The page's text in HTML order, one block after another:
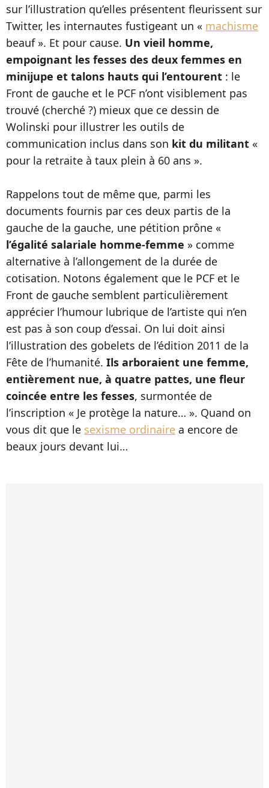
sur l’illustration qu’elles présentent fleurissent sur
Twitter, les internautes fustigeant un « machisme
beauf ». Et pour cause. Un vieil homme,
empoignant les fesses des deux femmes en
minijupe et talons hauts qui l’entourent : le
Front de gauche et le PCF n’ont visiblement pas
trouvé (cherché ?) mieux que ce dessin de
Wolinski pour illustrer les outils de
communication inclus dans son kit du militant «
pour la retraite à taux plein à 60 ans ».
Rappelons tout de même que, parmi les
documents fournis par ces deux partis de la
gauche de la gauche, une pétition prône «
l’égalité salariale homme-femme » comme
alternative à l’allongement de la durée de
cotisation. Notons également que le PCF et le
Front de gauche semblent particulièrement
apprécier l’humour lubrique de l’artiste qui n’en
est pas à son coup d’essai. On lui doit ainsi
l’illustration des gobelets de l’édition 2011 de la
Fête de l’humanité. Ils arboraient une femme,
entièrement nue, à quatre pattes, une fleur
coincée entre les fesses, surmontée de
l’inscription « Je protège la nature… ». Quand on
vous dit que le sexisme ordinaire a encore de
beaux jours devant lui…